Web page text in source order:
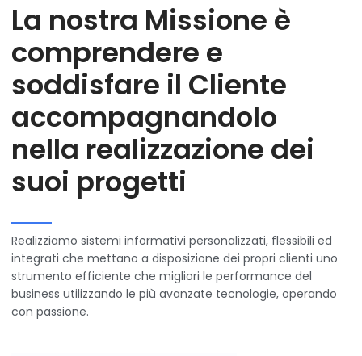
La nostra Missione è
comprendere e
soddisfare il Cliente
accompagnandolo
nella realizzazione dei
suoi progetti
Realizziamo sistemi informativi personalizzati, flessibili ed
integrati che mettano a disposizione dei propri clienti uno
strumento efficiente che migliori le performance del
business utilizzando le più avanzate tecnologie, operando
con passione.